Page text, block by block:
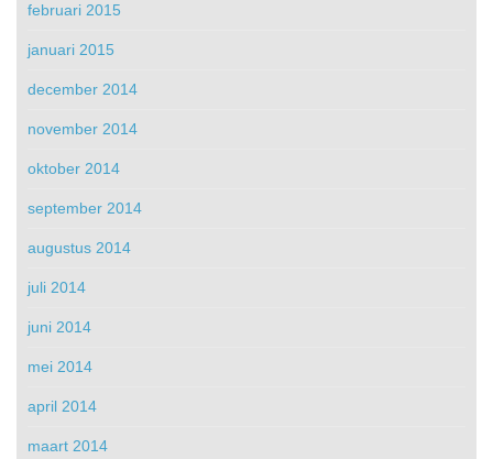
februari 2015
januari 2015
december 2014
november 2014
oktober 2014
september 2014
augustus 2014
juli 2014
juni 2014
mei 2014
april 2014
maart 2014